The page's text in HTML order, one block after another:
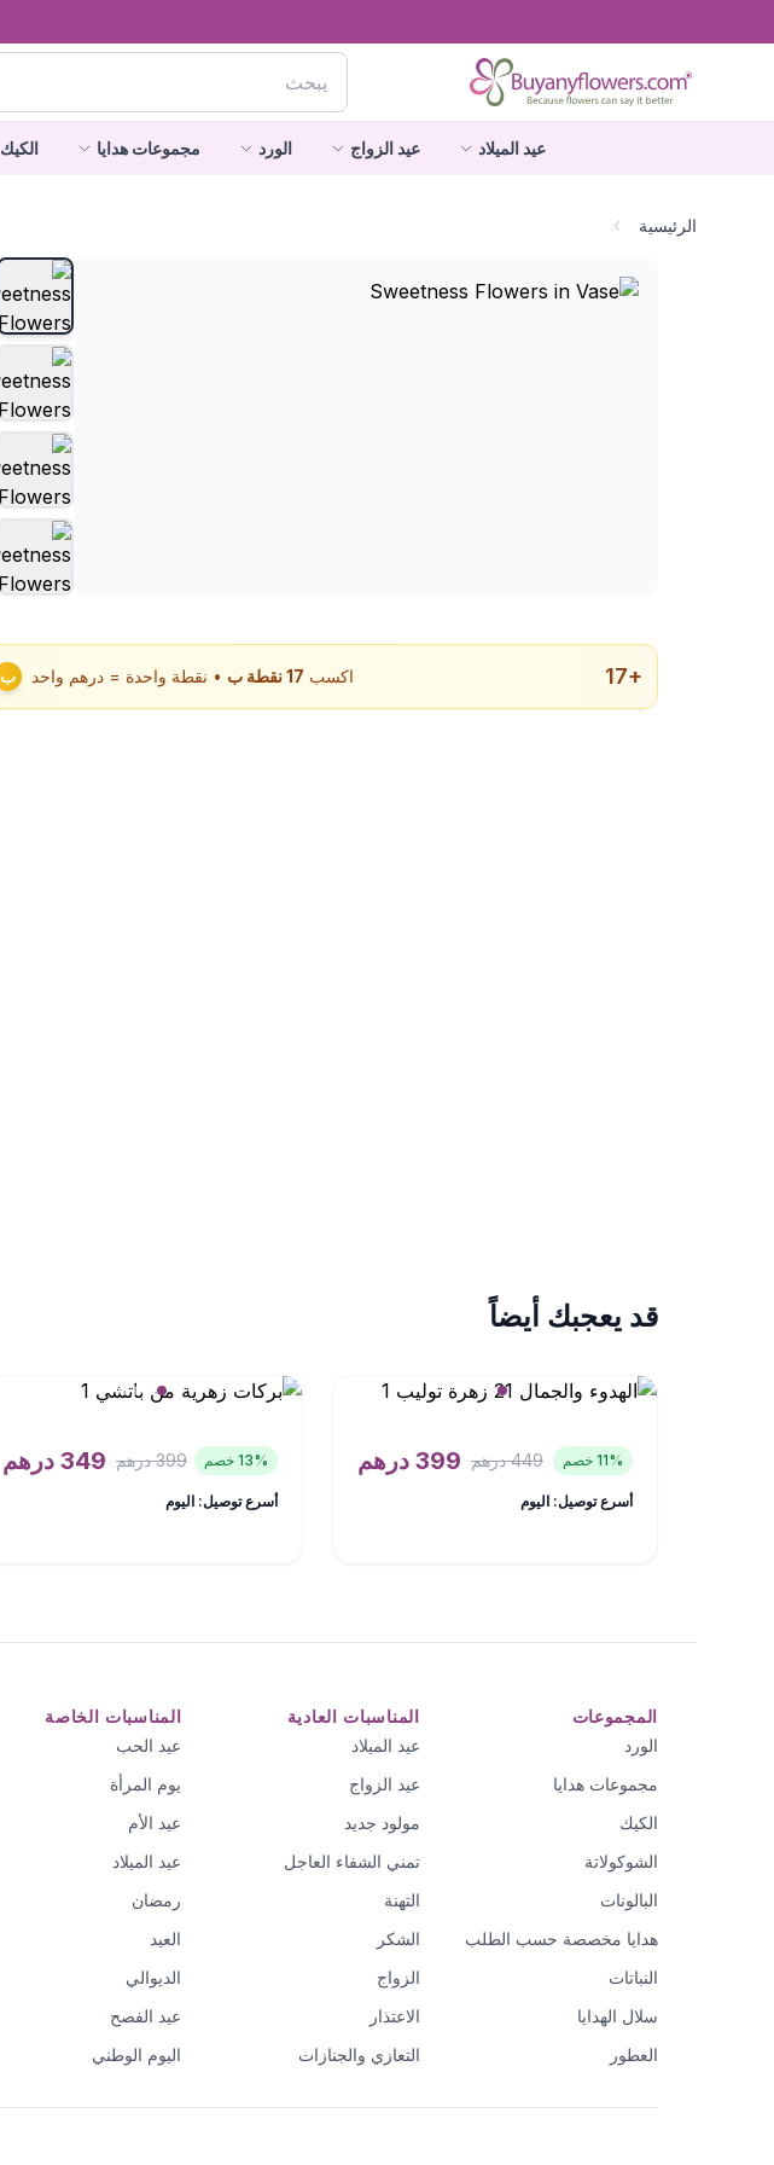
عيد الميلاد عيد الزواج الورد مجموعات هدايا الكيك
الرئيسية
+
17 اكسب 17نقطة ب • نقطة واحدة = درهم واحد ب
قد يعجبك أيضاً
11% خصم 449درهم 399 درهم
أسرع توصيل: اليوم
13% خصم 399درهم 349 درهم
أسرع توصيل: اليوم
المجموعات
الورد
مجموعات هدايا
الكيك
الشوكولاتة
البالونات
هدايا مخصصة حسب الطلب
النباتات
سلال الهدايا
العطور
المناسبات العادية
عيد الميلاد
عيد الزواج
مولود جديد
تمني الشفاء العاجل
التهنة
الشكر
الزواج
الاعتذار
التعازي والجنازات
المناسبات الخاصة
عيد الحب
يوم المرأة
عيد الأم
عيد الميلاد
رمضان
العيد
الديوالي
عيد الفصح
اليوم الوطني